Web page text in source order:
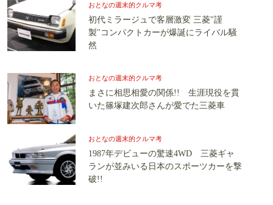
おとなの週末的クルマ考
初代ミラージュで客層激変 三菱"謹
製"コンパクトカーが爆誕にライバル騒
然
おとなの週末的クルマ考
まさに相思相愛の関係!! 生涯現役を貫
いた篠塚建次郎さんが愛でた三菱車
おとなの週末的クルマ考
1987年デビューの驚速4WD 三菱ギャ
ランが並みいる日本のスポーツカーを撃
破!!